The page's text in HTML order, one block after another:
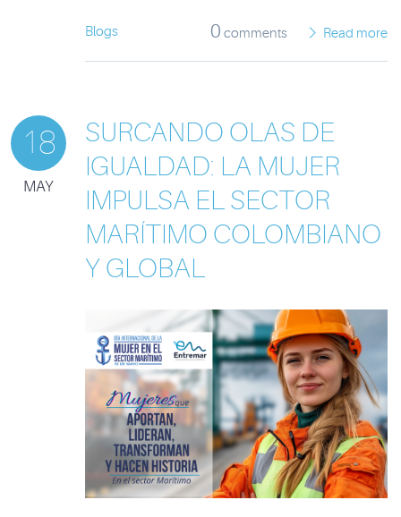
Blogs 0 comments Read more
18
MAY
SURCANDO OLAS DE
IGUALDAD: LA MUJER
IMPULSA EL SECTOR
MARÍTIMO COLOMBIANO
Y GLOBAL